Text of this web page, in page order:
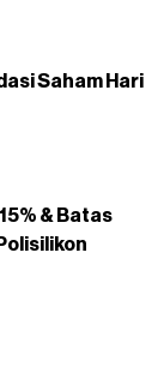
Saham Hari
& Batas